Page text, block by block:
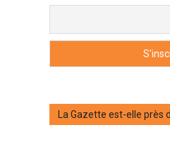
La Gazette est-elle près